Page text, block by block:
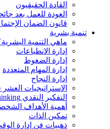
القادة الحقيقيون
العودة للعمل بعد
قانون الضمان
تنمية بشرية
ماهي التنمية
إدارة الانطباعات
إدارة الضغوط
إدارة المهام المتعددة
إدارة النجاح
الاستراتيجيات العشر
التفكير النقدي Critical Thinking
أهمية الأهداف
تمكين الذات
ذهبيات فن إدارة